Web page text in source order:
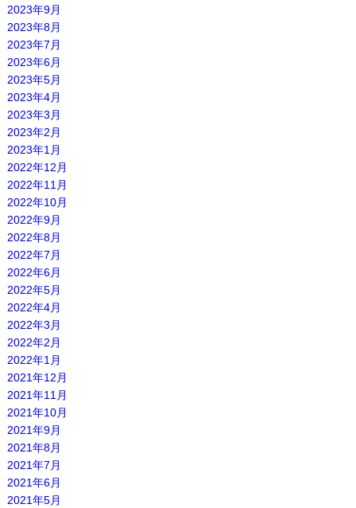
2023年9月
2023年8月
2023年7月
2023年6月
2023年5月
2023年4月
2023年3月
2023年2月
2023年1月
2022年12月
2022年11月
2022年10月
2022年9月
2022年8月
2022年7月
2022年6月
2022年5月
2022年4月
2022年3月
2022年2月
2022年1月
2021年12月
2021年11月
2021年10月
2021年9月
2021年8月
2021年7月
2021年6月
2021年5月